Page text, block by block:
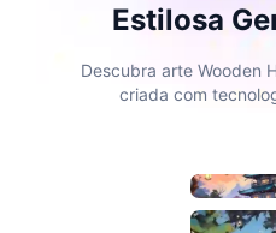
Estilosa
Descubra arte Wooden
criada com